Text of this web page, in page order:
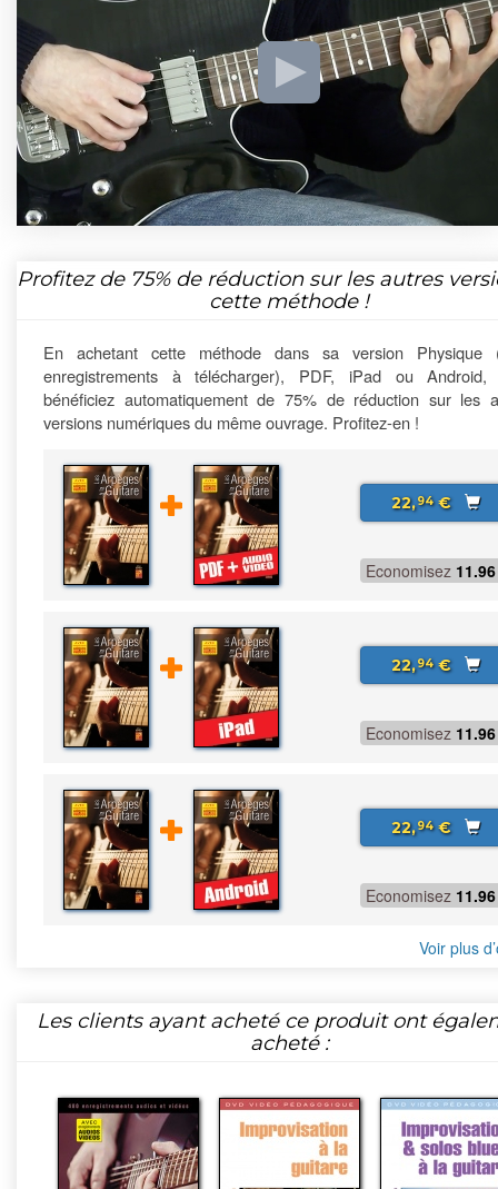
Profitez de 75%de réduction sur les autres
cette méthode !
En achetant cette méthode dans sa version Physique
enregistrements à télécharger), PDF, iPad ou Android,
bénéficiez automatiquement de 75% de réduction sur les
versions numériques du même ouvrage. Profitez-en !
22,94€
Economisez 11.96
22,94€
Economisez 11.96
22,94€
Economisez 11.96
Voir plus
Les clients ayant acheté ce produit ont
acheté :